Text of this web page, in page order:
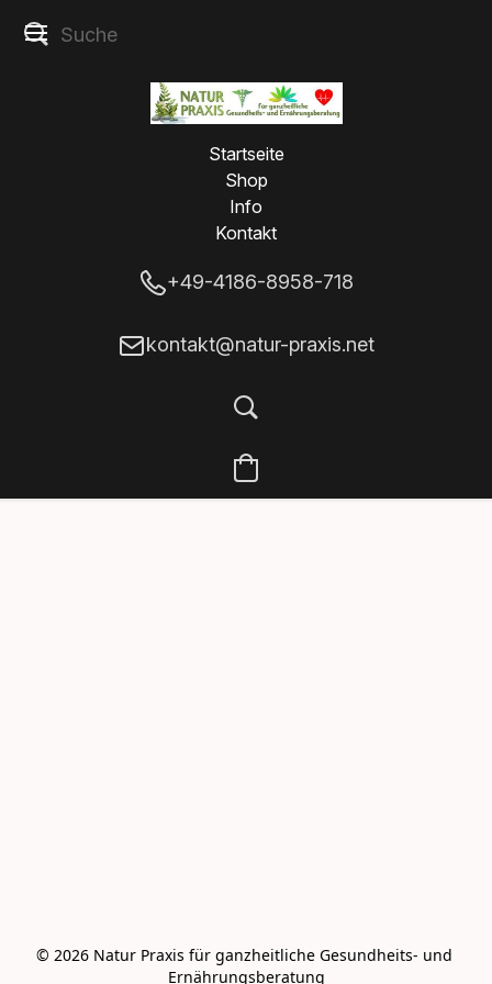
Startseite
Shop
Info
Kontakt
+49-4186-8958-718
kontakt@natur-praxis.net
© 2026 Natur Praxis für ganzheitliche Gesundheits- und
Ernährungsberatung